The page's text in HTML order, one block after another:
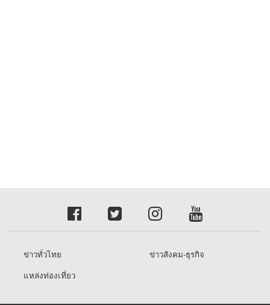
ข่าวทั่วไทย
ข่าวสังคม-ธุรกิจ
แหล่งท่องเที่ยว